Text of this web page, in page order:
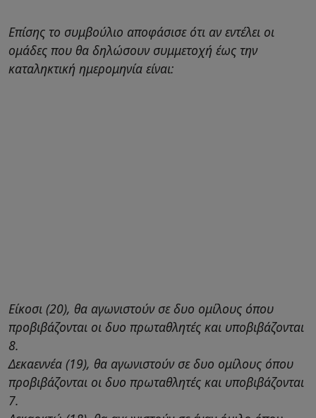
Επίσης το συμβούλιο αποφάσισε ότι αν εντέλει οι
ομάδες που θα δηλώσουν συμμετοχή έως την
καταληκτική ημερομηνία είναι:
Είκοσι (20), θα αγωνιστούν σε δυο ομίλους όπου
προβιβάζονται οι δυο πρωταθλητές και υποβιβάζονται
8.
Δεκαεννέα (19), θα αγωνιστούν σε δυο ομίλους όπου
προβιβάζονται οι δυο πρωταθλητές και υποβιβάζονται
7.